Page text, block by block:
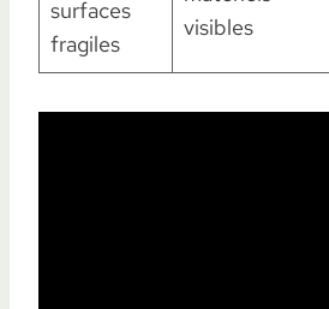
surfaces
fragiles
visibles